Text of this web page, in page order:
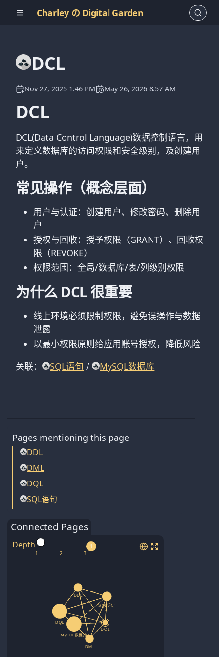
Charley の Digital Garden
DCL
Nov 27, 2025 1:46 PM May 26, 2026 8:57 AM
DCL
DCL(Data Control Language)数据控制语言，用
来定义数据库的访问权限和安全级别，及创建用
户。
常见操作（概念层面）
用户与认证：创建用户、修改密码、删除用
户
授权与回收：授予权限（GRANT）、回收权
限（REVOKE）
权限范围：全局/数据库/表/列级别权限
为什么 DCL 很重要
线上环境必须限制权限，避免误操作与数据
泄露
以最小权限原则给应用账号授权，降低风险
关联：
SQL语句 / MySQL数据库
Connected Pages
Depth 1
Pages mentioning this page
DDL
DML
DQL
SQL语句